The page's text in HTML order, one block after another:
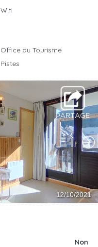
Wifi
Office du Tourisme
Pistes
Non